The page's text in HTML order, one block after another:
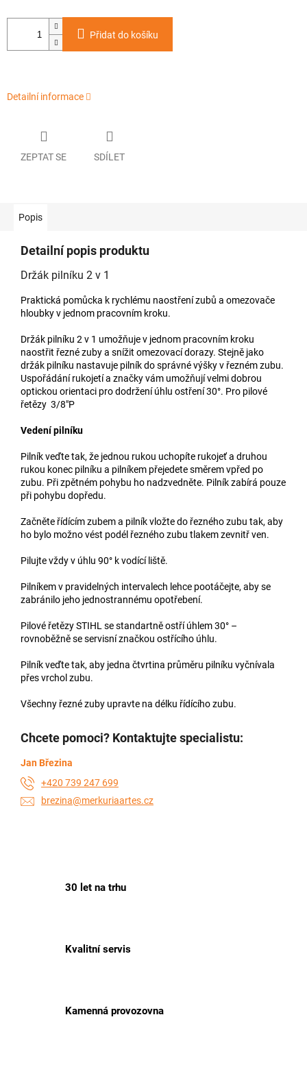
Přidat do košíku
Detailní informace
ZEPTAT SE SDÍLET
30 let na trhu
Kvalitní servis
Kamenná provozovna
Popis
Detailní popis produktu
Držák pilníku 2 v 1
Praktická pomůcka k rychlému naostření zubů a omezovače
hloubky v jednom pracovním kroku.
Držák pilníku 2 v 1 umožňuje v jednom pracovním kroku
naostřit řezné zuby a snížit omezovací dorazy. Stejně jako
držák pilníku nastavuje pilník do správné výšky v řezném zubu.
Uspořádání rukojetí a značky vám umožňují velmi dobrou
optickou orientaci pro dodržení úhlu ostření 30°. Pro pilové
řetězy 3/8"P
Vedení pilníku
Pilník veďte tak, že jednou rukou uchopíte rukojeť a druhou
rukou konec pilníku a pilníkem přejedete směrem vpřed po
zubu. Při zpětném pohybu ho nadzvedněte. Pilník zabírá pouze
při pohybu dopředu.
Začněte řídícím zubem a pilník vložte do řezného zubu tak, aby
ho bylo možno vést podél řezného zubu tlakem zevnitř ven.
Pilujte vždy v úhlu 90° k vodící liště.
Pilníkem v pravidelných intervalech lehce pootáčejte, aby se
zabránilo jeho jednostrannému opotřebení.
Pilové řetězy STIHL se standartně ostří úhlem 30° –
rovnoběžně se servisní značkou ostřícího úhlu.
Pilník veďte tak, aby jedna čtvrtina průměru pilníku vyčnívala
přes vrchol zubu.
Všechny řezné zuby upravte na délku řídícího zubu.
Chcete pomoci? Kontaktujte specialistu:
Jan Březina
+420 739 247 699
brezina@merkuriaartes.cz